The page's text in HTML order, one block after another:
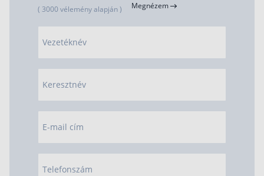
Kapcsolat
Karrier
( 3000 vélemény alapján ) Megnézem
Vezetéknév
Keresztnév
E-mail cím
Telefonszám